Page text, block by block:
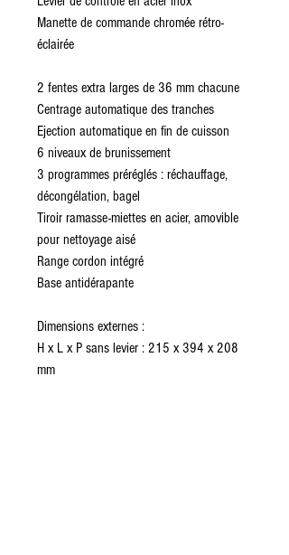
Manette de commande chromée rétro-
éclairée
2 fentes extra larges de 36 mm chacune
Centrage automatique des tranches
Ejection automatique en fin de cuisson
6 niveaux de brunissement
3 programmes préréglés : réchauffage,
décongélation, bagel
Tiroir ramasse-miettes en acier, amovible
pour nettoyage aisé
Range cordon intégré
Base antidérapante
Dimensions externes :
H x L x P sans levier : 215 x 394 x 208
mm